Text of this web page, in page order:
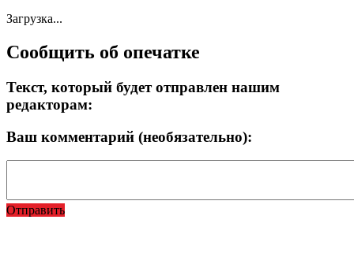
Загрузка...
Сообщить об опечатке
Текст, который будет отправлен нашим
редакторам:
Ваш комментарий (необязательно):
Отправить